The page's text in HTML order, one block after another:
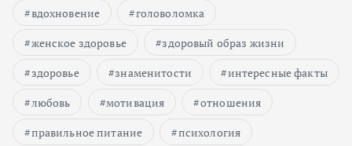
вдохновение
головоломка
женское здоровье
здоровый образ жизни
здоровье
знаменитости
интересные факты
любовь
мотивация
отношения
правильное питание
психология